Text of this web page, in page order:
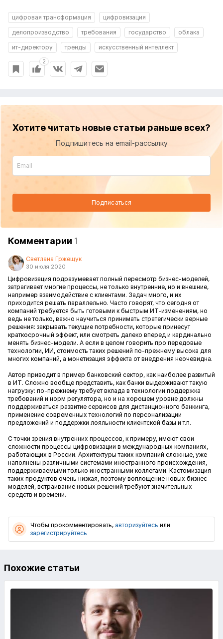
цифровая трансформация
цифровизация
делопроизводство
требования государство
облака
ит-директору
тренды искусственный интеллект
2
Хотите читать новые статьи раньше всех?
Подпишитесь на email-рассылку
Подписаться
Комментарии 1
Светлана Гржещук
30 июля 2020
Цифровизация подразумевает полный пересмотр бизнес-моделей,
затрагивает многие процессы, не только внутренние, но и внешние,
например взаимодействие с клиентами. Задач много, и их
приходится решать параллельно. Часто говорят, что сегодня от
компаний требуется быть готовыми к быстрым ИТ-изменениям, но
ведь не только, важно научиться принимать стратегически верные
решения: закрывать текущие потребности, которые принесут
краткосрочный эффект, или смотреть далеко вперед и кардинально
менять бизнес-модели. А если в целом говорить про передовые
технологии, ИИ, стоимость таких решений по-прежнему высока для
многих компаний, а монетизация эффекта от внедрения неочевидна.
Автор приводит в пример банковский сектор, как наиболее развитый
в ИТ. Сложно вообще представить, как банки выдерживают такую
нагрузку: по-прежнему требует вклада в технологии поддержка
требований и норм регулятора, но и на хорошем уровне должны
поддерживаться развитие сервисов для дистанционного банкинга,
применение современных технологий по персонализации
предложений и поддержки лояльности клиентской базы и т.п.
С точки зрения внутренних процессов, к примеру, имеют свои
сложности процессы цифровизации в международных компаниях,
работающих в России. Архитектуры таких компаний сложные, уже
наполнены различными системами иностранного происхождения,
поддерживаемыми только иностранными коллегами. Кастомизация
таких продуктов очень низкая, поэтому воплощение новых бизнес-
моделей, встраивание новых решений требуют значительных
средств и времени.
Чтобы прокомментировать, авторизуйтесь или
зарегистрируйтесь
Похожие статьи